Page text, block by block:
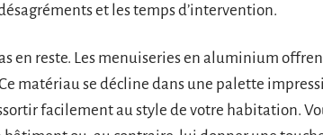
et les temps d’intervention.
en reste. Les menuiseries en aluminium
matériau se décline dans une palette
facilement au style de votre habitation.